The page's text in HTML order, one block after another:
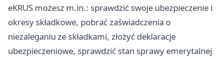
eKRUS możesz m.in.: sprawdzić swoje ubezpieczenie i
okresy składkowe, pobrać zaświadczenia o
niezaleganiu ze składkami, złożyć deklaracje
ubezpieczeniowe, sprawdzić stan sprawy emerytalnej